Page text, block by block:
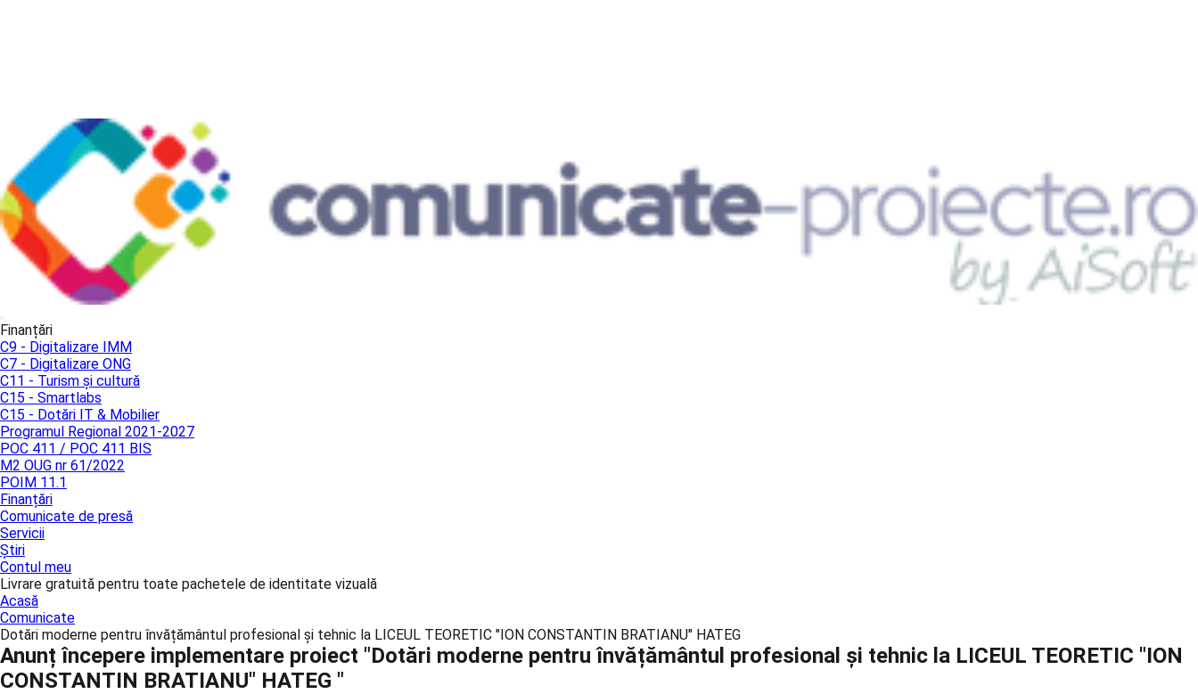
Finanțări
C9 - Digitalizare IMM
C7 - Digitalizare ONG
C11 - Turism și cultură
C15 - Smartlabs
C15 - Dotări IT & Mobilier
Programul Regional 2021-2027
POC 411 / POC 411 BIS
M2 OUG nr 61/2022
POIM 11.1
Finanțări
Comunicate de presă
Servicii
Știri
Contul meu
Livrare gratuită pentru toate pachetele de identitate vizuală
Acasă
Comunicate
Dotări moderne pentru învățământul profesional și tehnic la LICEUL TEORETIC "ION CONSTANTIN BRATIANU" HATEG
Anunț începere implementare proiect "Dotări moderne pentru învățământul profesional și tehnic la LICEUL TEORETIC "ION
CONSTANTIN BRATIANU" HATEG "